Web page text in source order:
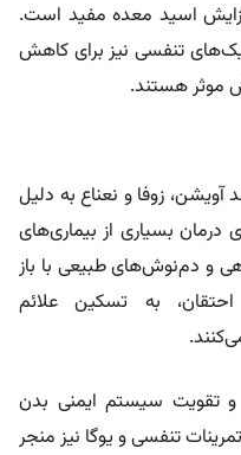
اسید معده مفید است.
تنفسی نیز برای کاهش
موثر هستند.
آویشن، زوفا و نعناع به دلیل
بسیاری از بیماری‌های
و دم‌نوش‌های طبیعی با باز
به تسکین علائم
تقویت سیستم ایمنی بدن
تنفسی و یوگا نیز منجر